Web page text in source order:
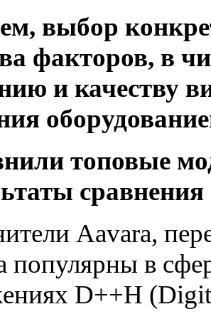
выбор
факторов, в
и качеству
топовые
Aavara,
популярны в
D++H